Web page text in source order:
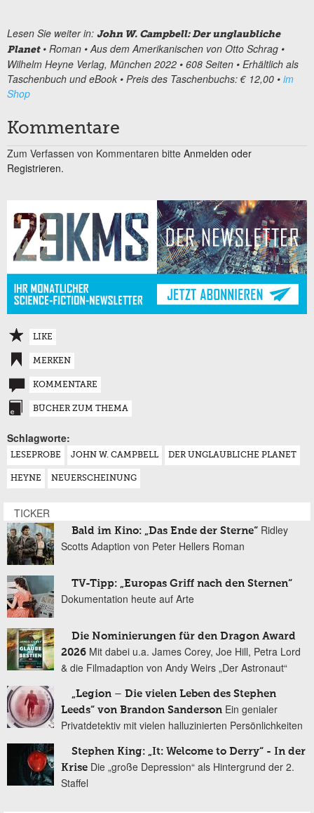
Lesen Sie weiter in: John W. Campbell: Der unglaubliche
Planet • Roman • Aus dem Amerikanischen von Otto Schrag •
Wilhelm Heyne Verlag, München 2022 • 608 Seiten • Erhältlich als
Taschenbuch und eBook • Preis des Taschenbuchs: € 12,00 • im
Shop
Kommentare
Zum Verfassen von Kommentaren bitte Anmelden oder
Registrieren.
LIKE
MERKEN
KOMMENTARE
BÜCHER ZUM THEMA
Schlagworte:
LESEPROBE JOHN W. CAMPBELL DER UNGLAUBLICHE PLANET
HEYNE NEUERSCHEINUNG
TICKER
Bald im Kino: „Das Ende der Sterne“ Ridley
Scotts Adaption von Peter Hellers Roman
TV-Tipp: „Europas Griff nach den Sternen“
Dokumentation heute auf Arte
Die Nominierungen für den Dragon Award
2026 Mit dabei u.a. James Corey, Joe Hill, Petra Lord
& die Filmadaption von Andy Weirs „Der Astronaut“
„Legion – Die vielen Leben des Stephen
Leeds“ von Brandon Sanderson Ein genialer
Privatdetektiv mit vielen halluzinierten Persönlichkeiten
Stephen King: „It: Welcome to Derry“ - In der
Krise Die „große Depression“ als Hintergrund der 2.
Staffel